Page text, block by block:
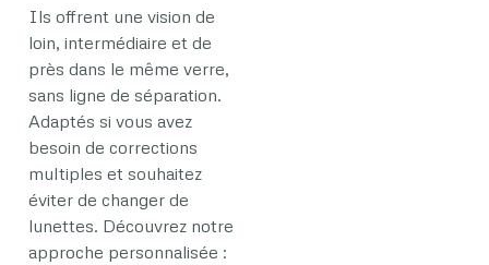
Ils offrent une vision de
loin, intermédiaire et de
près dans le même verre,
sans ligne de séparation.
Adaptés si vous avez
besoin de corrections
multiples et souhaitez
éviter de changer de
lunettes. Découvrez notre
approche personnalisée :